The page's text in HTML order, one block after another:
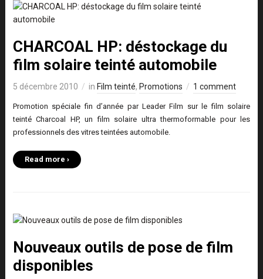
CHARCOAL HP: déstockage du
film solaire teinté automobile
5 décembre 2010 in Film teinté, Promotions 1 comment
Promotion spéciale fin d’année par Leader Film sur le film solaire
teinté Charcoal HP, un film solaire ultra thermoformable pour les
professionnels des vitres teintées automobile.
Read more ›
Nouveaux outils de pose de film
disponibles